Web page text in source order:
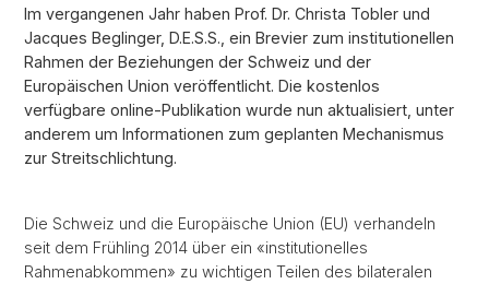
Im vergangenen Jahr haben Prof. Dr. Christa Tobler und
Jacques Beglinger, D.E.S.S., ein Brevier zum institutionellen
Rahmen der Beziehungen der Schweiz und der
Europäischen Union veröffentlicht. Die kostenlos
verfügbare online-Publikation wurde nun aktualisiert, unter
anderem um Informationen zum geplanten Mechanismus
zur Streitschlichtung.
Die Schweiz und die Europäische Union (EU) verhandeln
seit dem Frühling 2014 über ein «institutionelles
Rahmenabkommen» zu wichtigen Teilen des bilateralen